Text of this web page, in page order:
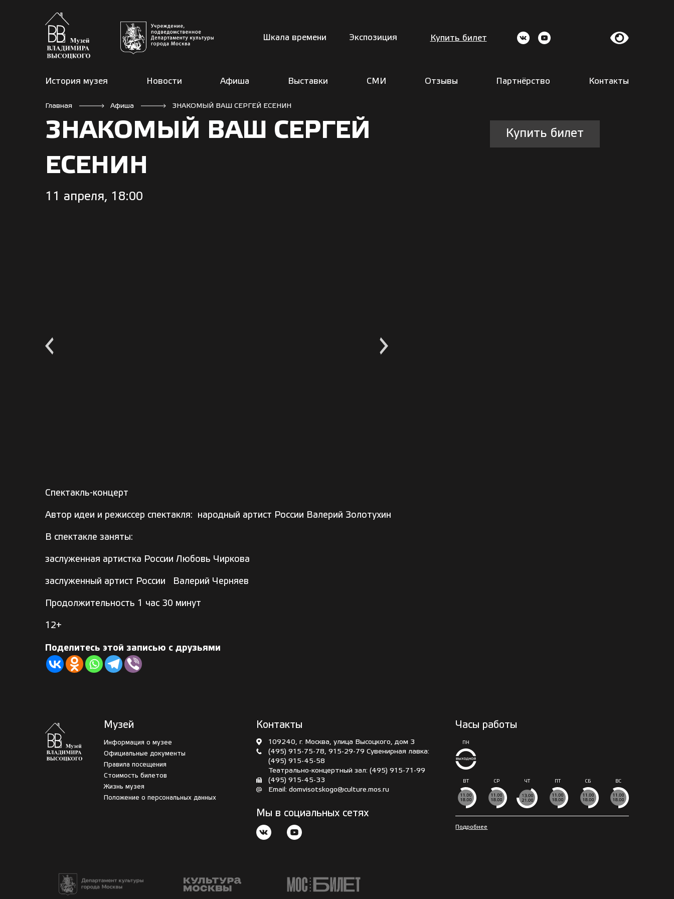
Шкала времени Экспозиция Купить билет
История музея Новости Афиша Выставки СМИ Отзывы Партнёрство Контакты
Главная Афиша ЗНАКОМЫЙ ВАШ СЕРГЕЙ ЕСЕНИН
ЗНАКОМЫЙ ВАШ СЕРГЕЙ
ЕСЕНИН
11 апреля, 18:00
Спектакль-концерт
Автор идеи и режиссер спектакля: народный артист России Валерий Золотухин
В спектакле заняты:
заслуженная артистка России Любовь Чиркова
заслуженный артист России Валерий Черняев
Продолжительность 1 час 30 минут
12+
Поделитесь этой записью с друзьями
Купить билет
Музей
Информация о музее
Официальные документы
Правила посещения
Стоимость билетов
Жизнь музея
Положение о персональных данных
Контакты
109240, г. Москва, улица Высоцкого, дом 3
(495) 915-75-78, 915-29-79 Сувенирная лавка:
(495) 915-45-58
Театрально-концертный зал: (495) 915-71-99
(495) 915-45-33
Email: domvisotskogo@culture.mos.ru
Мы в социальных сетях
Часы работы
ПН
ВТ СР ЧТ СБ ВС
Подробнее